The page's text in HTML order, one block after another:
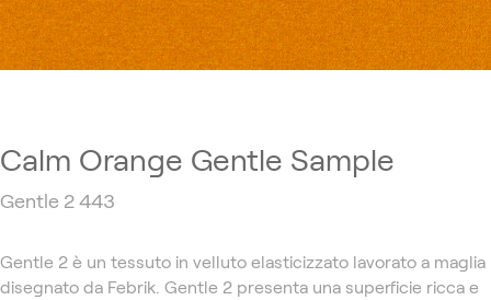
Calm Orange Gentle Sample
Gentle 2 443
Gentle 2 è un tessuto in velluto elasticizzato lavorato a maglia
disegnato da Febrik. Gentle 2 presenta una superficie ricca e